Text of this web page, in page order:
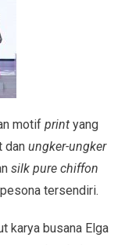
motifprint yang
dan ungker-ungker
silk pure chiffon
tersendiri.
karya busana Elga